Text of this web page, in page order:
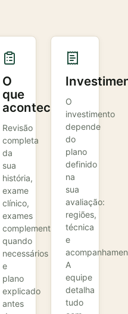
O
que
acontece
Revisão
completa
da
sua
história,
exame
clínico,
exames
complementares
quando
necessários
e
plano
explicado
antes
O
investimento
depende
do
plano
definido
na
sua
avaliação:
regiões,
técnica
e
A
equipe
detalha
tudo